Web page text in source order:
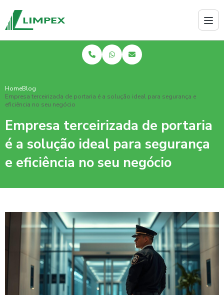
HomeBlog
Empresa terceirizada de portaria é a solução ideal para segurança e
eficiência no seu negócio
Empresa terceirizada de portaria
é a solução ideal para segurança
e eficiência no seu negócio